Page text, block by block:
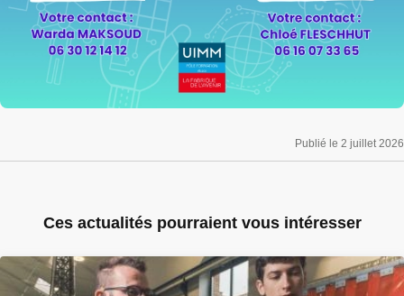
Publié le 2 juillet 2026
Ces actualités pourraient vous intéresser